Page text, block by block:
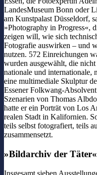
LandesMuseum Bonn oder
am Kunstpalast Düsseldorf,
»Photography in Progress«,
zeigen will, wie sich
Fotografie auswirken – und
nutzen. 572 Einreichungen
wurden ausgewählt, die
nationale und internationale,
eine multimediale Skulptur
Essener Folkwang-
Szenarien von Thomas
hatte er ein Porträt von Los
realen Stadt in Kalifornien.
teils selbst fotografiert, teils
zusammensetzt.
»Bildarchiv der Täter«
Insgesamt sieben